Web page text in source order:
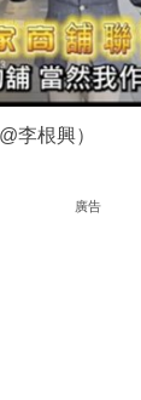
李根興）
廣告